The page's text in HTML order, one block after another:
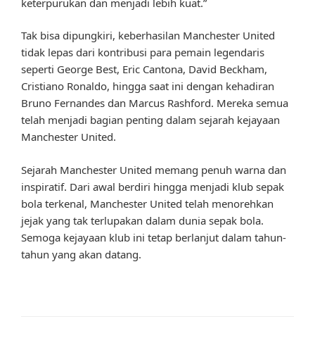
Tak bisa dipungkiri, keberhasilan Manchester United
tidak lepas dari kontribusi para pemain legendaris
seperti George Best, Eric Cantona, David Beckham,
Cristiano Ronaldo, hingga saat ini dengan kehadiran
Bruno Fernandes dan Marcus Rashford. Mereka semua
telah menjadi bagian penting dalam sejarah kejayaan
Manchester United.
Sejarah Manchester United memang penuh warna dan
inspiratif. Dari awal berdiri hingga menjadi klub sepak
bola terkenal, Manchester United telah menorehkan
jejak yang tak terlupakan dalam dunia sepak bola.
Semoga kejayaan klub ini tetap berlanjut dalam tahun-
tahun yang akan datang.